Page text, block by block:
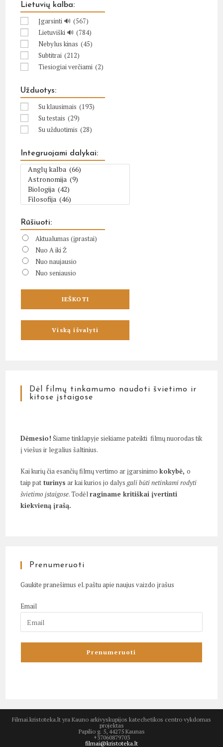
Lietuvių kalba:
Įgarsinti 🔊 (567)
Lietuviški 🔊 (784)
Nebylus kinas (45)
Subtitrai (212)
Tiesiogiai verčiami (2)
Užduotys:
Su klausimais (193)
Su testais (29)
Su užduotimis (28)
Integruojami dalykai:
Rūšiuoti:
Aktualumas (įprastai)
Nuo A iki Ž
Nuo naujausio
Nuo seniausio
Dėl filmų tinkamumo naudoti švietimo ir
kitose įstaigose
Dėmesio! Šiame tinklapyje siekiame pateikti filmų nuorodas tik
į viešus ir legalius šaltinius.
Kai kurių čia esančių filmų vertimo ar įgarsinimokokybė,o
taip pat turinys ar kai kurios jo dalysgali būti netinkami rodyti
švietimo įstaigose. Todėlraginame kritiškai įvertinti
kiekvieną įrašą.
Prenumeruoti
Gaukite pranešimus el. paštu apie naujus vaizdo įrašus
Email
Filmai.kristoteka.lt yra Kauno arkivyskupijos katechetikos centro vykdomas
projektas
Papilio g. 5, 44275 Kaunas
+37060879703
filmai@kristoteka.lt